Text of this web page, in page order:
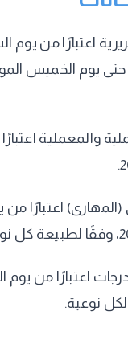
والمعملية
(المهارى) اعتبارًا من
اعتبارًا من